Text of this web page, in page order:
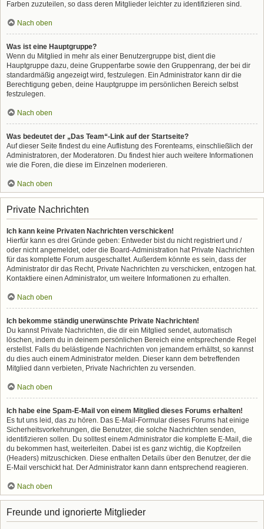
Farben zuzuteilen, so dass deren Mitglieder leichter zu identifizieren sind.
Nach oben
Was ist eine Hauptgruppe?
Wenn du Mitglied in mehr als einer Benutzergruppe bist, dient die
Hauptgruppe dazu, deine Gruppenfarbe sowie den Gruppenrang, der bei dir
standardmäßig angezeigt wird, festzulegen. Ein Administrator kann dir die
Berechtigung geben, deine Hauptgruppe im persönlichen Bereich selbst
festzulegen.
Nach oben
Was bedeutet der „Das Team“-Link auf der Startseite?
Auf dieser Seite findest du eine Auflistung des Forenteams, einschließlich der
Administratoren, der Moderatoren. Du findest hier auch weitere Informationen
wie die Foren, die diese im Einzelnen moderieren.
Nach oben
Private Nachrichten
Ich kann keine Privaten Nachrichten verschicken!
Hierfür kann es drei Gründe geben: Entweder bist du nicht registriert und /
oder nicht angemeldet, oder die Board-Administration hat Private Nachrichten
für das komplette Forum ausgeschaltet. Außerdem könnte es sein, dass der
Administrator dir das Recht, Private Nachrichten zu verschicken, entzogen hat.
Kontaktiere einen Administrator, um weitere Informationen zu erhalten.
Nach oben
Ich bekomme ständig unerwünschte Private Nachrichten!
Du kannst Private Nachrichten, die dir ein Mitglied sendet, automatisch
löschen, indem du in deinem persönlichen Bereich eine entsprechende Regel
erstellst. Falls du belästigende Nachrichten von jemandem erhältst, so kannst
du dies auch einem Administrator melden. Dieser kann dem betreffenden
Mitglied dann verbieten, Private Nachrichten zu versenden.
Nach oben
Ich habe eine Spam-E-Mail von einem Mitglied dieses Forums erhalten!
Es tut uns leid, das zu hören. Das E-Mail-Formular dieses Forums hat einige
Sicherheitsvorkehrungen, die Benutzer, die solche Nachrichten senden,
identifizieren sollen. Du solltest einem Administrator die komplette E-Mail, die
du bekommen hast, weiterleiten. Dabei ist es ganz wichtig, die Kopfzeilen
(Headers) mitzuschicken. Diese enthalten Details über den Benutzer, der die
E-Mail verschickt hat. Der Administrator kann dann entsprechend reagieren.
Nach oben
Freunde und ignorierte Mitglieder